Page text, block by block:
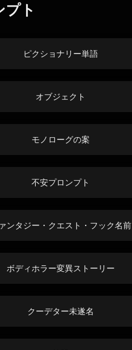
プト
ピクショナリー単語
オブジェクト
モノローグの案
不安プロンプト
ンタジー・クエスト・フック名前
ボディホラー変異ストーリー
クーデター未遂名